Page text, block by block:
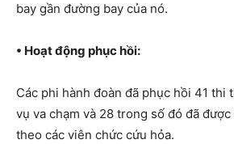
bay gần đường bay của nó.
• Hoạt động phục hồi:
Các phi hành đoàn đã phục hồi 41 thi
vụ va chạm và 28 trong số đó đã
theo các viên chức cứu hỏa.